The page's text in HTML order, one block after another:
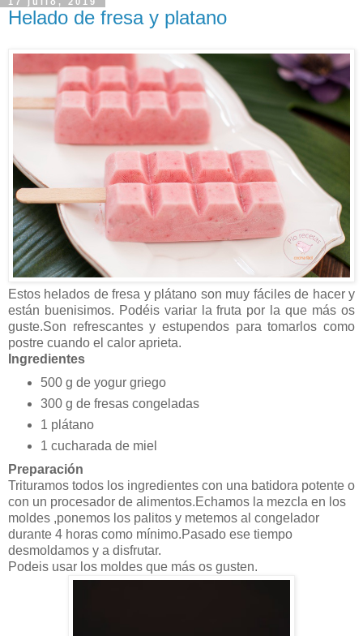
Helado de fresa y platano
Estos helados de fresa y plátano son muy fáciles de hacer y
están buenisimos. Podéis variar la fruta por la que más os
guste.Son refrescantes y estupendos para tomarlos como
postre cuando el calor aprieta.
Ingredientes
500 g de yogur griego
300 g de fresas congeladas
1 plátano
1 cucharada de miel
Preparación
Trituramos todos los ingredientes con una batidora potente o
con un procesador de alimentos.Echamos la mezcla en los
moldes ,ponemos los palitos y metemos al congelador
durante 4 horas como mínimo.Pasado ese tiempo
desmoldamos y a disfrutar.
Podeis usar los moldes que más os gusten.